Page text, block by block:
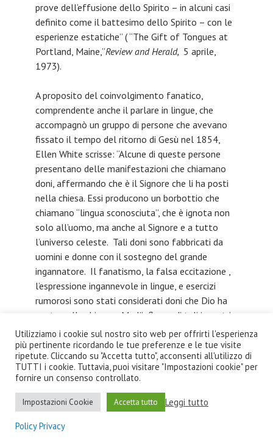
prove dell’effusione dello Spirito – in alcuni casi
definito come il battesimo dello Spirito – con le
esperienze estatiche” ( “The Gift of Tongues at
Portland, Maine,”Review and Herald, 5 aprile,
1973).
A proposito del coinvolgimento fanatico,
comprendente anche il parlare in lingue, che
accompagnò un gruppo di persone che avevano
fissato il tempo del ritorno di Gesù nel 1854,
Ellen White scrisse: “Alcune di queste persone
presentano delle manifestazioni che chiamano
doni, affermando che è il Signore che li ha posti
nella chiesa. Essi producono un borbottio che
chiamano “lingua sconosciuta”, che è ignota non
solo all’uomo, ma anche al Signore e a tutto
l’universo celeste. Tali doni sono fabbricati da
uomini e donne con il sostegno del grande
ingannatore. Il fanatismo, la falsa eccitazione ,
l’espressione ingannevole in lingue, e esercizi
rumorosi sono stati considerati doni che Dio ha
posto nella chiesa…. Ma l’influsso di tali incontri
non è benefico . Dopo che lo slancio felice del
sentimento si è espresso, essi sprofondano in una
condizione peggiore che prima delle riunioni,
perché la loro felicità non proviene dalla giusta
p.412).
In un tempo sufficientemente remoto come il
Utilizziamo i cookie sul nostro sito web per offrirti l'esperienza
più pertinente ricordando le tue preferenze e le tue visite
ripetute. Cliccando su "Accetta tutto", acconsenti all'utilizzo di
TUTTI i cookie. Tuttavia, puoi visitare "Impostazioni cookie" per
fornire un consenso controllato.
Impostazioni Cookie Accetta tutto Leggi tutto
Policy Privacy